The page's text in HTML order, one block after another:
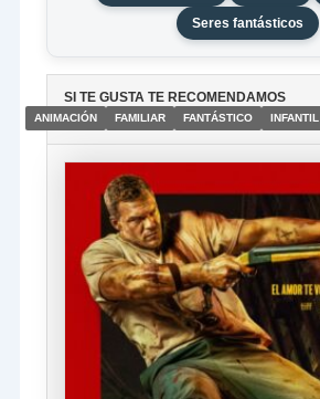
Seres fantásticos
SI TE GUSTA TE RECOMENDAMOS
ANIMACIÓN FAMILIAR FANTÁSTICO INFANTIL